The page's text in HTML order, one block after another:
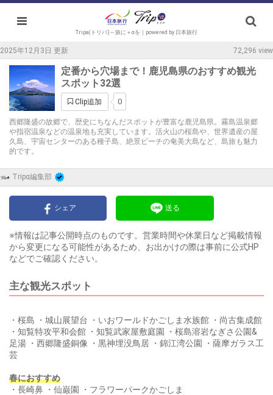
Tripa(トリパ)～旅に＋αを｜powered by 日本旅行
2025年12月3日 更新 72,296 view
定番から穴場まで！鹿児島県のおすすめ観光
スポット32選
Clip追加 0
西郷隆盛の故郷で、歴史にちなんだスポットが豊富な鹿児島県。霧島温泉郷
や指宿温泉などの温泉地も充実しています。活火山の桜島や、世界遺産の屋
久島、宇宙センターのある種子島、絶景ビーチの奄美大島など、島旅も魅力
的です。
Tripα編集部
シェア 送る
※情報は記事公開時点のものです。営業時間や休業日など掲載情報
から変更になる可能性があるため、お出かけの際は事前に公式HP
などでご確認ください。
主な観光スポット
・桜島 ・城山展望台 ・いおワールドかごしま水族館 ・尚古集成館
・知覧特攻平和会館 ・知覧武家屋敷庭園 ・桜島溶岩なぎさ公園&
足湯 ・西郷隆盛銅像 ・黒神埋没鳥居 ・錦江湾公園 ・薩摩ガラス工
芸
春におすすめ
・長崎鼻 ・仙巌園 ・フラワーパークかごしま